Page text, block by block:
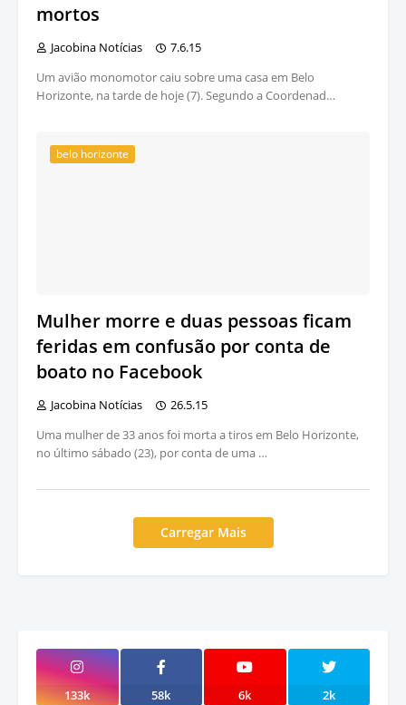
mortos
Jacobina Notícias
7.6.15
Um avião monomotor caiu sobre uma casa em Belo
Horizonte, na tarde de hoje (7). Segundo a Coordenad…
belo horizonte
Mulher morre e duas pessoas ficam
feridas em confusão por conta de
boato no Facebook
Jacobina Notícias
26.5.15
Uma mulher de 33 anos foi morta a tiros em Belo Horizonte,
no último sábado (23), por conta de uma …
Carregar Mais
133k 58k 6k 2k